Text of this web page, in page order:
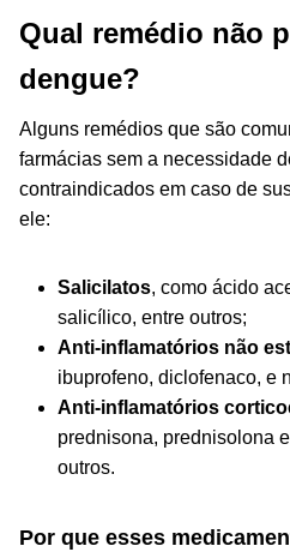
Qual remédio não
dengue?
Alguns remédios que são
farmácias sem a necessidade
contraindicados em caso de
ele:
Salicilatos, como ácido
salicílico, entre outros;
Anti-inflamatórios não
ibuprofeno, diclofenaco, e
Anti-inflamatórios
prednisona, prednisolona
outros.
Por que esses